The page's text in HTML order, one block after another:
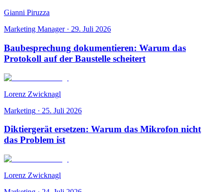
Gianni Piruzza
Marketing Manager· 29. Juli 2026
Baubesprechung dokumentieren: Warum das
Protokoll auf der Baustelle scheitert
Lorenz Zwicknagl
Marketing · 25. Juli 2026
Diktiergerät ersetzen: Warum das Mikrofon nicht
das Problem ist
Lorenz Zwicknagl